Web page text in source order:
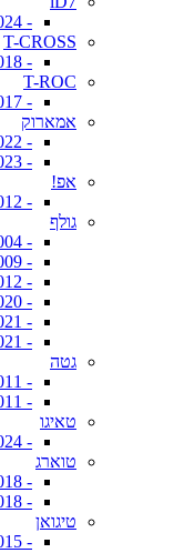
- 2024+
T-CROSS
- 2018+
T-ROC
- 2017+
אמארוק
- 2009-2022
- 2023+
אפ!
- 2012+
גולף
- 1997-2004 (MK4)
- 2004-2009 (MK5)
- 2009-2012 (MK6)
- 2013-2020 (MK7)
- 2021+ (MK8)
- 2021+ (MK8 GTI)
גטה
- 2005-2011
- 2011+
טאיגו
- 2024+
טוארג
- 2010-2018
- 2018+
טיגואן
- 2007-2015